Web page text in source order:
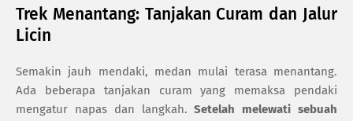
Trek Menantang: Tanjakan Curam dan Jalur
Licin
Semakin jauh mendaki, medan mulai terasa menantang.
Ada beberapa tanjakan curam yang memaksa pendaki
mengatur napas dan langkah.Setelah melewati sebuah